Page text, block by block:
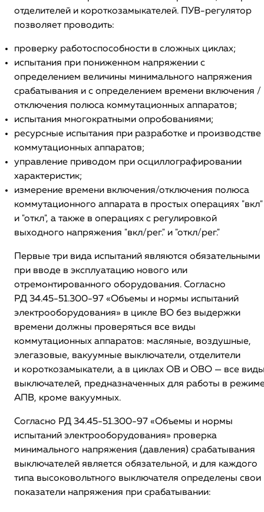
отделителей и короткозамыкателей. ПУВ-регулятор
позволяет проводить:
проверку работоспособности в сложных циклах;
испытания при пониженном напряжении с
определением величины минимального напряжения
срабатывания и с определением времени включения /
отключения полюса коммутационных аппаратов;
испытания многократными опробованиями;
ресурсные испытания при разработке и производстве
коммутационных аппаратов;
управление приводом при осциллографировании
характеристик;
измерение времени включения/отключения полюса
коммутационного аппарата в простых операциях "вкл"
и "откл", а также в операциях с регулировкой
выходного напряжения "вкл/рег." и "откл/рег."
Первые три вида испытаний являются обязательными
при вводе в эксплуатацию нового или
отремонтированного оборудования. Согласно
РД 34.45-51.300-97 «Объемы и нормы испытаний
электрооборудования» в цикле ВО без выдержки
времени должны проверяться все виды
коммутационных аппаратов: масляные, воздушные,
элегазовые, вакуумные выключатели, отделители
и короткозамыкатели, а в циклах ОВ и ОВО — все
выключателей, предназначенных для работы в
АПВ, кроме вакуумных.
Согласно РД 34.45-51.300-97 «Объемы и нормы
испытаний электрооборудования» проверка
минимального напряжения (давления) срабатывания
выключателей является обязательной, и для каждого
типа высоковольтного выключателя определены свои
показатели напряжения при срабатывании: